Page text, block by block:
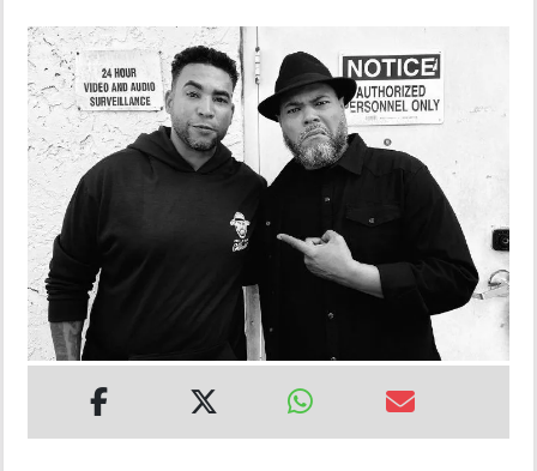
POLÍTICA
SHOW
DEPORTES
MUNDO
INSÓLITAS
MULTIMEDIA